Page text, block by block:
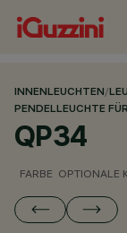
INNENLEUCHTEN/
PENDELLEUCHTE
QP34
FARBE OPTIONALE